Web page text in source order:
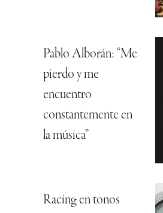
Pablo Alborán: “Me
pierdo y me
encuentro
constantemente en
la música”
Racing en tonos